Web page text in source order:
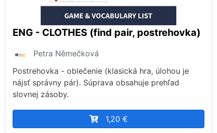
ENG - CLOTHES (find pair, postrehovka)
Petra Němečková
Postrehovka - oblečenie (klasická hra, úlohou je
nájsť správny pár). Súprava obsahuje prehľad
slovnej zásoby.
1,20 €